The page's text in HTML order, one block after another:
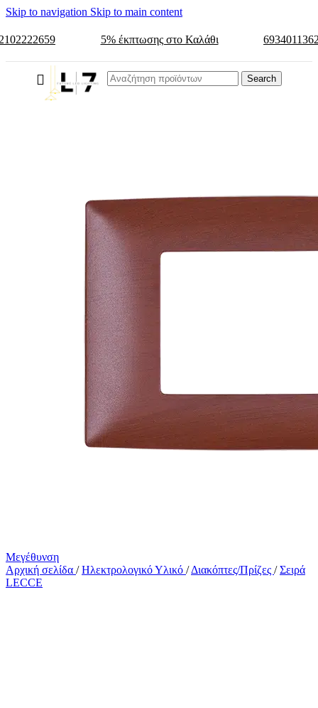
Skip to navigation Skip to main content
5% έκπτωσης στο Καλάθι
Search
Μεγέθυνση
Αρχική σελίδα / Ηλεκτρολογικό Υλικό / Διακόπτες/Πρίζες / Σειρά
LECCE